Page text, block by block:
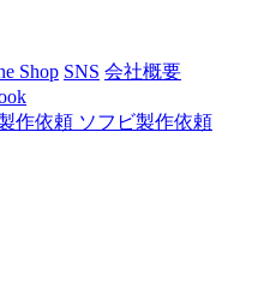
Shop SNS 会社概要
作依頼 ソフビ製作依頼